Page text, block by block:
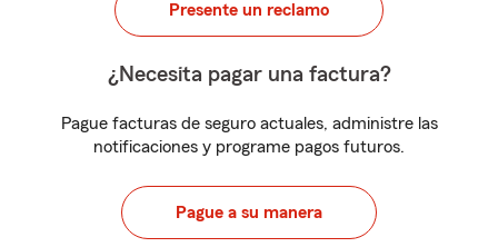
Presente un reclamo
¿Necesita pagar una factura?
Pague facturas de seguro actuales, administre las
notificaciones y programe pagos futuros.
Pague a su manera